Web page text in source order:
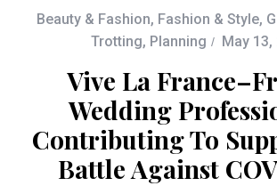
Beauty & Fashion, Fashion & Style,
Trotting, Planning May 13,
Vive La
Wedding
Contributing To
Battle Against